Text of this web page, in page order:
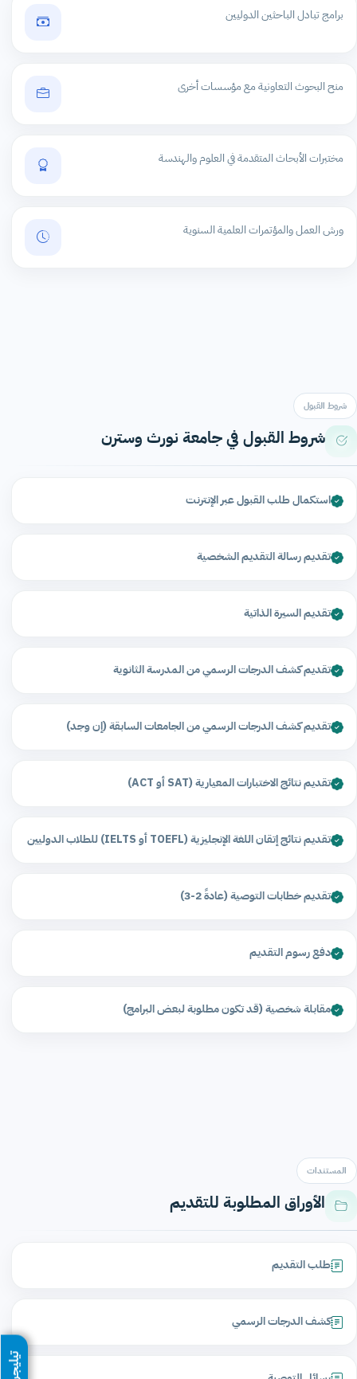
برامج تبادل الباحثين الدوليين
منح البحوث التعاونية مع مؤسسات أخرى
مختبرات الأبحاث المتقدمة في العلوم والهندسة
ورش العمل والمؤتمرات العلمية السنوية
شروط القبول
شروط القبول في جامعة نورث وسترن
استكمال طلب القبول عبر الإنترنت
تقديم رسالة التقديم الشخصية
تقديم السيرة الذاتية
تقديم كشف الدرجات الرسمي من المدرسة الثانوية
تقديم كشف الدرجات الرسمي من الجامعات السابقة (إن وجد)
تقديم نتائج الاختبارات المعيارية (SAT أو ACT)
تقديم نتائج إتقان اللغة الإنجليزية (TOEFL أو IELTS) للطلاب الدوليين
تقديم خطابات التوصية (عادةً 2-3)
دفع رسوم التقديم
مقابلة شخصية (قد تكون مطلوبة لبعض البرامج)
المستندات
الأوراق المطلوبة للتقديم
طلب التقديم
كشف الدرجات الرسمي